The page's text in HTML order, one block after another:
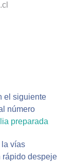
el siguiente
número
preparada
la vías
rápido despeje